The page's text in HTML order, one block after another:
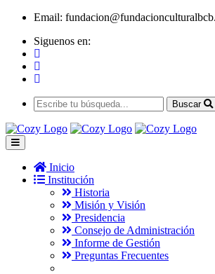
Email:
Siguenos en:
Buscar
Inicio
Institución
Historia
Misión y Visión
Presidencia
Consejo de Administración
Informe de Gestión
Preguntas Frecuentes